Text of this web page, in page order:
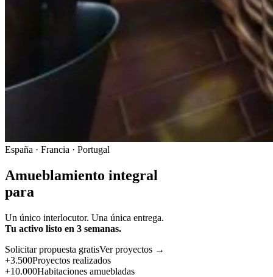
España · Francia · Portugal
Amueblamiento integral
para
Un único interlocutor. Una única entrega.
Tu activo listo en 3 semanas.
Solicitar propuesta gratisVer proyectos →
+3.500Proyectos realizados
+10.000Habitaciones amuebladas